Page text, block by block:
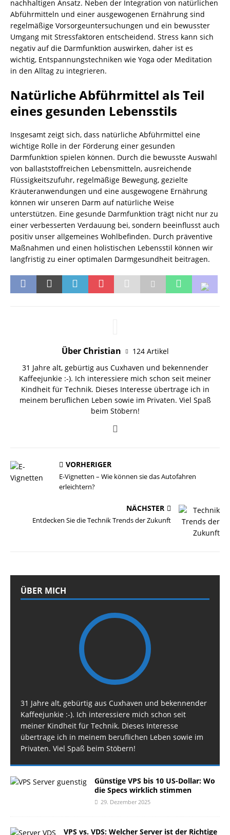
nachhaltigen Ansatz. Neben der Integration von natürlichen
Abführmitteln und einer ausgewogenen Ernährung sind
regelmäßige Vorsorgeuntersuchungen und ein bewusster
Umgang mit Stressfaktoren entscheidend. Stress kann sich
negativ auf die Darmfunktion auswirken, daher ist es
wichtig, Entspannungstechniken wie Yoga oder Meditation
in den Alltag zu integrieren.
Natürliche Abführmittel als Teil
eines gesunden Lebensstils
Insgesamt zeigt sich, dass natürliche Abführmittel eine
wichtige Rolle in der Förderung einer gesunden
Darmfunktion spielen können. Durch die bewusste Auswahl
von ballaststoffreichen Lebensmitteln, ausreichende
Flüssigkeitszufuhr, regelmäßige Bewegung, gezielte
Kräuteranwendungen und eine ausgewogene Ernährung
können wir unseren Darm auf natürliche Weise
unterstützen. Eine gesunde Darmfunktion trägt nicht nur zu
einer verbesserten Verdauung bei, sondern beeinflusst auch
positiv unser allgemeines Wohlbefinden. Durch präventive
Maßnahmen und einen holistischen Lebensstil können wir
langfristig zu einer optimalen Darmgesundheit beitragen.
Über Christian
124 Artikel
31 Jahre alt, gebürtig aus Cuxhaven und bekennender
Kaffeejunkie :-). Ich interessiere mich schon seit meiner
Kindheit für Technik. Dieses Interesse übertrage ich in
meinem beruflichen Leben sowie im Privaten. Viel Spaß
beim Stöbern!
VORHERIGER
E-Vignetten – Wie können sie das Autofahren
erleichtern?
NÄCHSTER
Entdecken Sie die Technik Trends der Zukunft
ÜBER MICH
31 Jahre alt, gebürtig aus Cuxhaven und bekennender
Kaffeejunkie :-). Ich interessiere mich schon seit
meiner Kindheit für Technik. Dieses Interesse
übertrage ich in meinem beruflichen Leben sowie im
Privaten. Viel Spaß beim Stöbern!
Günstige VPS bis 10 US-Dollar: Wo
die Specs wirklich stimmen
29. Dezember 2025
VPS vs. VDS: Welcher Server ist der Richtige